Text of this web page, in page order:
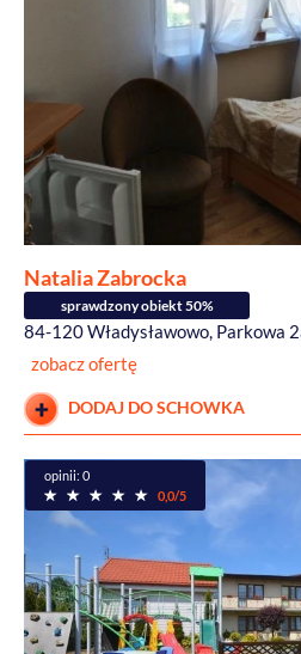
Natalia Zabrocka
sprawdzony obiekt 50%
84-120 Władysławowo, Parkowa
zobacz ofertę
DODAJ DO SCHOWKA
opinii: 0
0,0/5